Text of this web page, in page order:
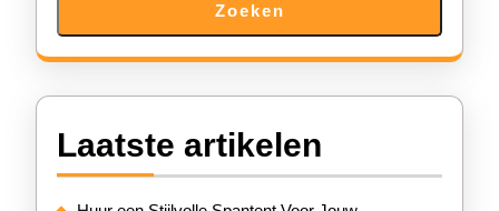
Zoeken
Laatste artikelen